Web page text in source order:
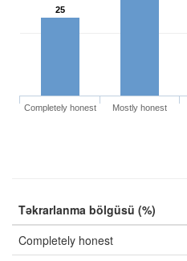
25
Completely honest Mostly honest
Təkrarlanma bölgüsü (%)
Completely honest